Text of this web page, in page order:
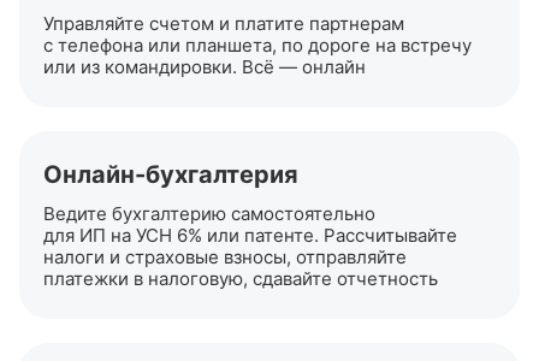
Управляйте счетом и платите партнерам
с телефона или планшета, по дороге на встречу
или из командировки. Всё — онлайн
Онлайн-бухгалтерия
Ведите бухгалтерию самостоятельно
для ИП на УСН 6% или патенте. Рассчитывайте
налоги и страховые взносы, отправляйте
платежки в налоговую, сдавайте отчетность